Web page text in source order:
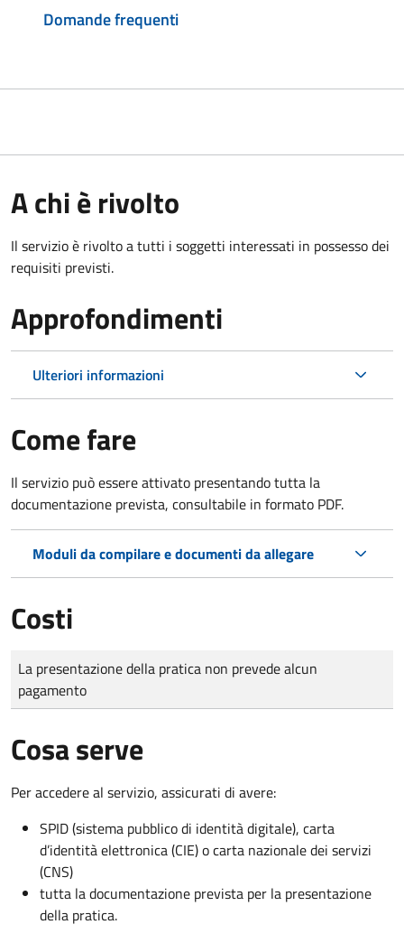
Domande frequenti
A chi è rivolto
Il servizio è rivolto a tutti i soggetti interessati in possesso dei
requisiti previsti.
Approfondimenti
Ulteriori informazioni
Come fare
Il servizio può essere attivato presentando tutta la
documentazione prevista, consultabile in formato PDF.
Moduli da compilare e documenti da allegare
Costi
Tipo di pagamento
Importo
La presentazione della pratica non prevede alcun
pagamento
Cosa serve
Per accedere al servizio, assicurati di avere:
SPID (sistema pubblico di identità digitale), carta
d’identità elettronica (CIE) o carta nazionale dei servizi
(CNS)
tutta la documentazione prevista per la presentazione
della pratica.